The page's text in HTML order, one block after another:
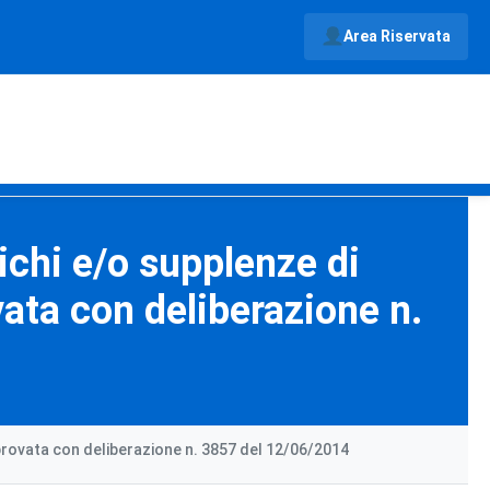
Area Riservata
e/o supplenze di
con deliberazione n.
con deliberazione n. 3857 del 12/06/2014